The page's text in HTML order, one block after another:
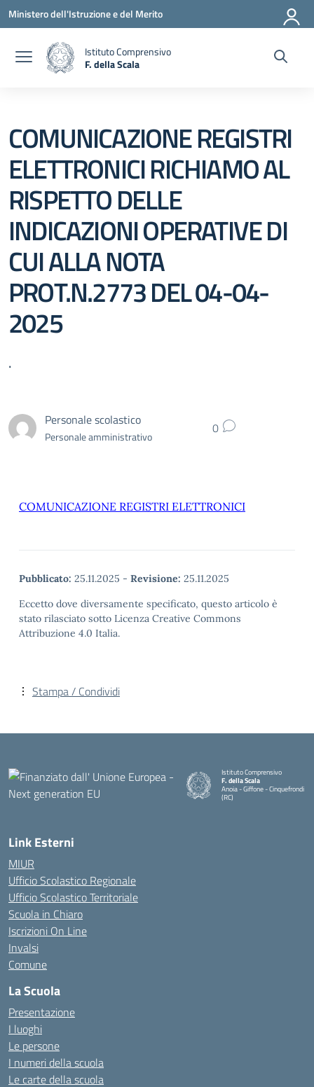
Vai ai contenuti
Vai al menu di navigazione
Vai al footer
Ministero dell'Istruzione e del Merito
Istituto Comprensivo
F. della Scala
COMUNICAZIONE REGISTRI
ELETTRONICI RICHIAMO AL
RISPETTO DELLE
INDICAZIONI OPERATIVE DI
CUI ALLA NOTA
PROT.N.2773 DEL 04-04-
2025
.
Personale scolastico
Personale amministrativo 0
COMUNICAZIONE REGISTRI ELETTRONICI
Pubblicato: 25.11.2025 - Revisione: 25.11.2025
Eccetto dove diversamente specificato, questo articolo è
stato rilasciato sotto Licenza Creative Commons
Attribuzione 4.0 Italia.
Stampa / Condividi
Istituto Comprensivo
F. della Scala
Anoia - Giffone - Cinquefrondi
(RC)
Link Esterni
MIUR
Ufficio Scolastico Regionale
Ufficio Scolastico Territoriale
Scuola in Chiaro
Iscrizioni On Line
Invalsi
Comune
La Scuola
Presentazione
I luoghi
Le persone
I numeri della scuola
Le carte della scuola